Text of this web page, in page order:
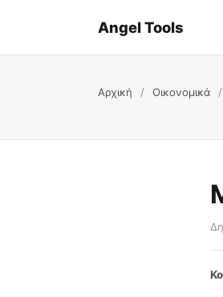
Angel Tools
Αρχική / Οικονομικά /